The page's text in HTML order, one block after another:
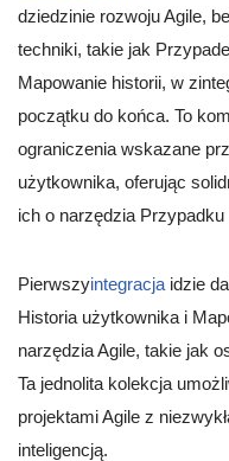
dziedzinie rozwoju Agile,
techniki, takie jak
Mapowanie historii, w
początku do końca. To
ograniczenia wskazane
użytkownika, oferując
ich o narzędzia
Pierwszyintegracja idzie
Historia użytkownika i
narzędzia Agile, takie jak
Ta jednolita kolekcja
projektami Agile z
inteligencją.